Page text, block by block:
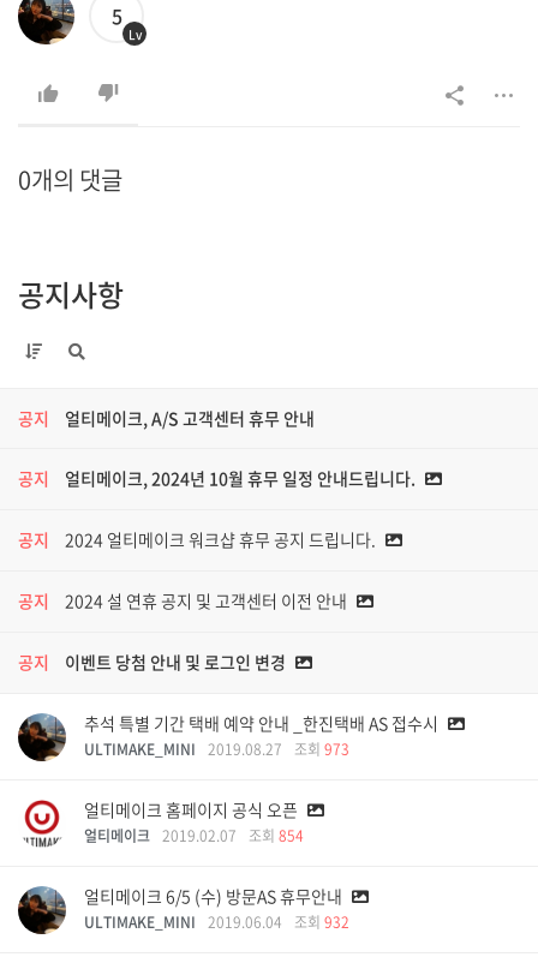
5
Lv
0개의 댓글
공지사항
공지 얼티메이크, A/S 고객센터 휴무 안내
공지 얼티메이크, 2024년 10월 휴무 일정 안내드립니다.
공지 2024 얼티메이크 워크샵 휴무 공지 드립니다.
공지 2024 설 연휴 공지 및 고객센터 이전 안내
공지 이벤트 당첨 안내 및 로그인 변경
추석 특별 기간 택배 예약 안내 _한진택배 AS 접수시
ULTIMAKE_MINI 2019.08.27 조회 973
얼티메이크 홈페이지 공식 오픈
얼티메이크 2019.02.07 조회 854
얼티메이크 6/5 (수) 방문AS 휴무안내
ULTIMAKE_MINI 2019.06.04 조회 932